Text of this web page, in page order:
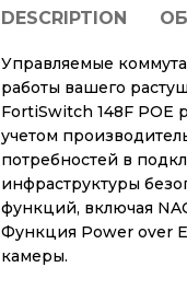
DESCRIPTION
Управляемые
работы вашего
FortiSwitch 148F
учетом
потребностей в
инфраструктуры
функций, включая
Функция Power over
камеры.